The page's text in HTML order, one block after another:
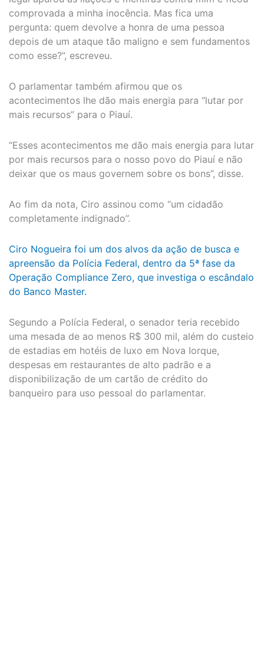
comprovada a minha inocência. Mas fica uma
pergunta: quem devolve a honra de uma pessoa
depois de um ataque tão maligno e sem fundamentos
como esse?”, escreveu.
O parlamentar também afirmou que os
acontecimentos lhe dão mais energia para “lutar por
mais recursos” para o Piauí.
“Esses acontecimentos me dão mais energia para lutar
por mais recursos para o nosso povo do Piauí e não
deixar que os maus governem sobre os bons”, disse.
Ao fim da nota, Ciro assinou como “um cidadão
completamente indignado”.
Ciro Nogueira foi um dos alvos da ação de busca e
apreensão da Polícia Federal, dentro da 5ª fase da
Operação Compliance Zero, que investiga o escândalo
do Banco Master.
Segundo a Polícia Federal, o senador teria recebido
uma mesada de ao menos R$ 300 mil, além do custeio
de estadias em hotéis de luxo em Nova Iorque,
despesas em restaurantes de alto padrão e a
disponibilização de um cartão de crédito do
banqueiro para uso pessoal do parlamentar.